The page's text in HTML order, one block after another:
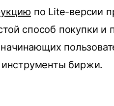
по Lite-версии
способ покупки и
инструменты биржи.